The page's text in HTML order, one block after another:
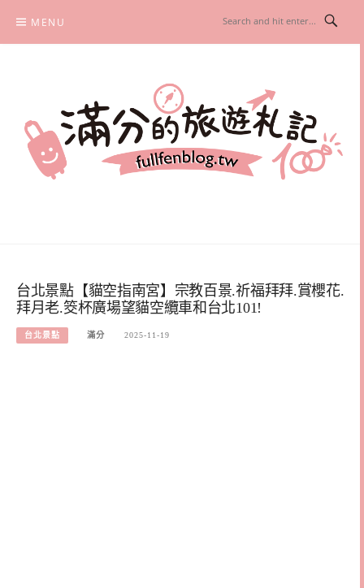
content
MENU
台北景點【貓空指南宮】宗教百景.祈福拜拜.賞櫻花.
拜月老.筊杯廣場望貓空纜車和台北101!
台北景點 滿分 2025-11-19